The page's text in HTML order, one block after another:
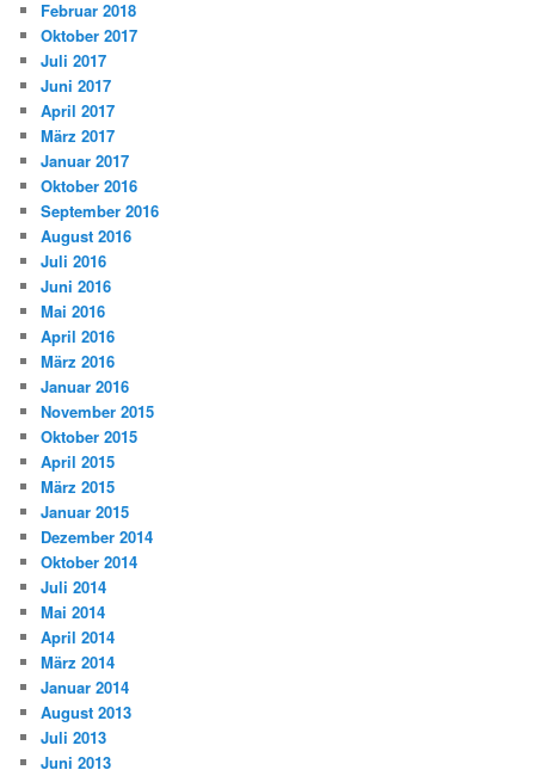
Februar 2018
Oktober 2017
Juli 2017
Juni 2017
April 2017
März 2017
Januar 2017
Oktober 2016
September 2016
August 2016
Juli 2016
Juni 2016
Mai 2016
April 2016
März 2016
Januar 2016
November 2015
Oktober 2015
April 2015
März 2015
Januar 2015
Dezember 2014
Oktober 2014
Juli 2014
Mai 2014
April 2014
März 2014
Januar 2014
August 2013
Juli 2013
Juni 2013